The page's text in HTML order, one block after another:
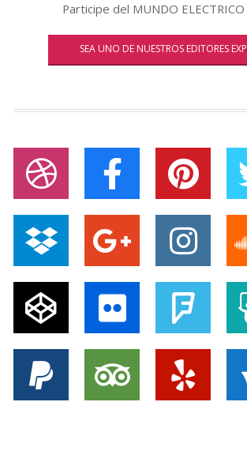
Participe del MUNDO
SEA UNO DE NUESTROS EDITORES